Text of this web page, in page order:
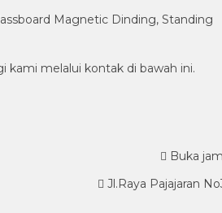
Magnetic Dinding, Standing
kami melalui kontak di bawah ini.
Buka
Jl.Raya Pajajaran